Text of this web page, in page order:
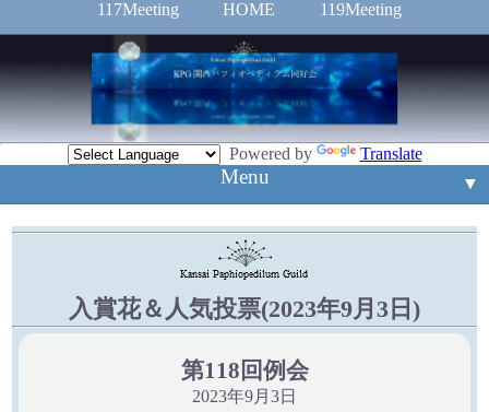
Powered by Translate
117Meeting HOME 119Meeting
Menu ▼
▼
▼
例会案内
新入賞花
mail
Event
入賞花＆人気投票(2023年9月3日)
第118回例会
2023年9月3日